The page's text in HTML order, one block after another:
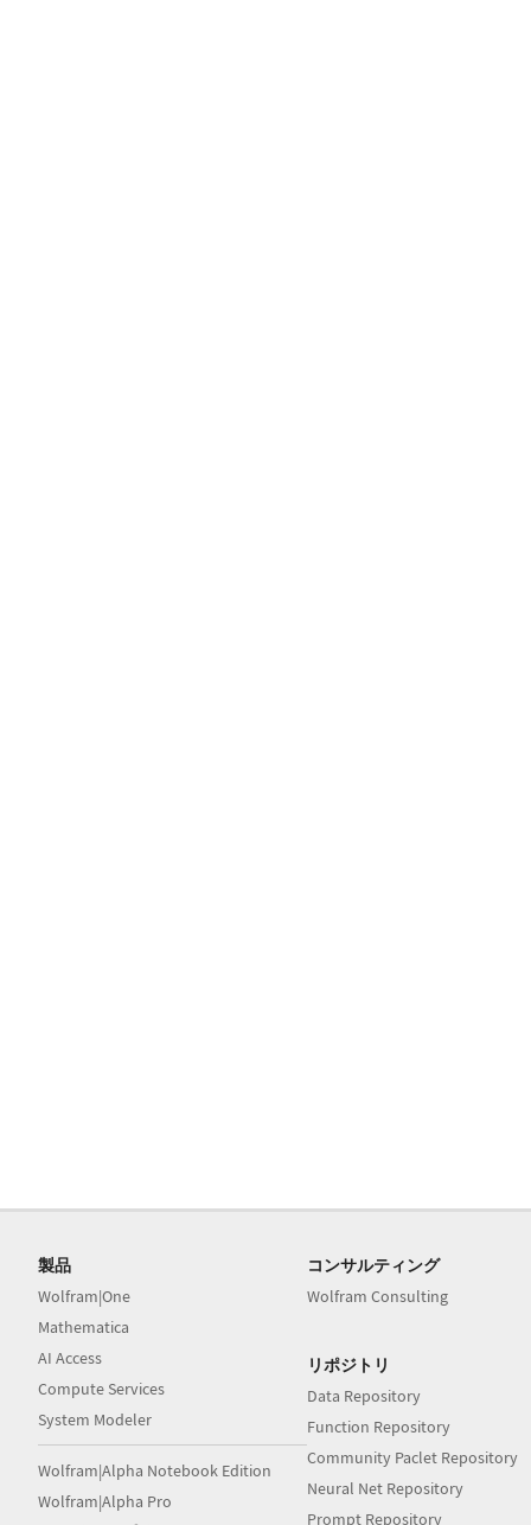
製品
Wolfram|One
Mathematica
AI Access
Compute Services
System Modeler
Wolfram|Alpha Notebook Edition
Wolfram|Alpha Pro
コンサルティング
Wolfram Consulting
リポジトリ
Data Repository
Function Repository
Community Paclet Repository
Neural Net Repository
Prompt Repository